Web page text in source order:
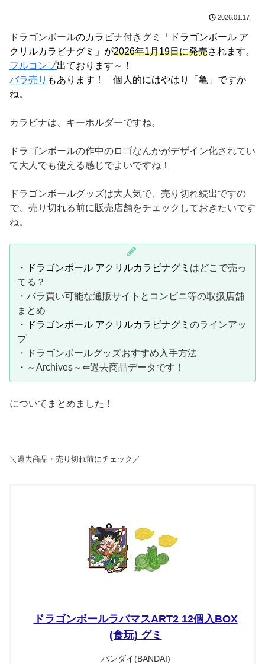
2026.01.17
ドラゴンボールのカラビナ付きグミ
「ドラゴンボール ア
クリルカラビナグミ」が2026年1月19日に発売されます。
フルコンプ出ております～！
バラ売り もあります！ 個人的にはやはり「亀」ですか
ね。
カラビナは、キーホルダーですね。
ドラゴンボールの作中のロゴなんかがデザイン化されてい
て大人でも使える感じでよいですね！
ドラゴンボールグッズは大人気で、売り切れ続出ですの
で、売り切れる前に販売店舗をチェックしておきたいです
ね。
・ ドラゴンボール アクリルカラビナグミ はどこで売っ
てる？
・バラ買い可能な通販サイトとコンビニ等の取扱店舗
まとめ
・
ドラゴンボール アクリルカラビナグミ のラインアッ
プ
・ドラゴンボールグッズおすすめ入手方法
・～Archives～⇐過去商品データです！
についてまとめました！
＼過去商品・売り切れ前にチェック／
ドラゴンボールラバマスART2 12個入BOX
(食玩) グミ
バンダイ(BANDAI)